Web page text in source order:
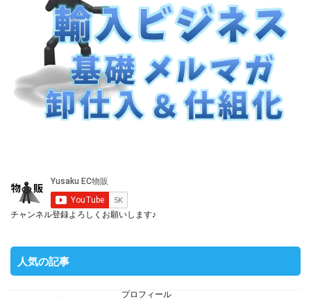
チャンネル登録よろしくお願いします♪
人気の記事
プロフィール